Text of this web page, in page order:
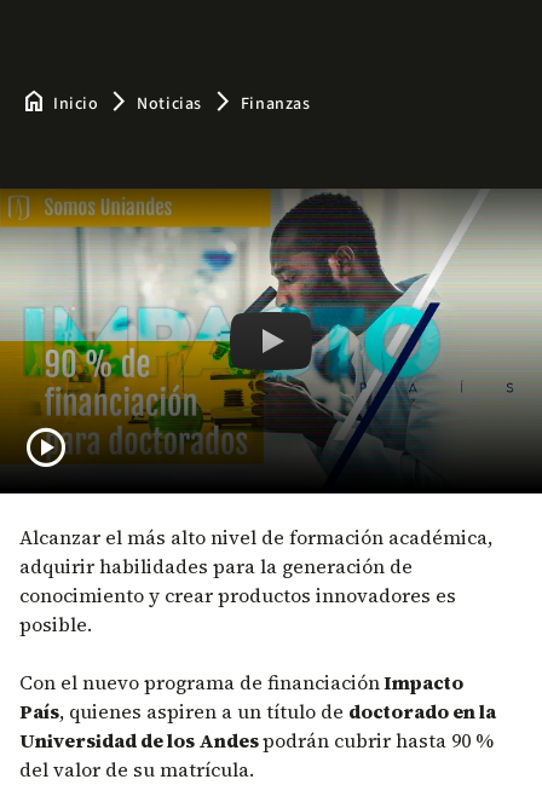
home Inicio arrow_forward_ios Noticias arrow_forward_ios Finanzas
Remote video URL
Hasta 90 % de financiación
play_circle
Alcanzar el más alto nivel de formación académica,
adquirir habilidades para la generación de
conocimiento y crear productos innovadores es
posible.
Con el nuevo programa de financiaciónImpacto
País, quienes aspiren a un título de doctorado en la
Universidad de los Andespodrán cubrir hasta 90 %
del valor de su matrícula.